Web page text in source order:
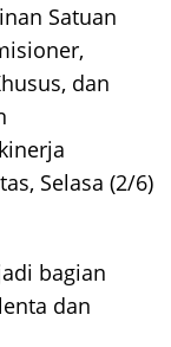
Satuan
dan
Selasa (2/6)
bagian
dan